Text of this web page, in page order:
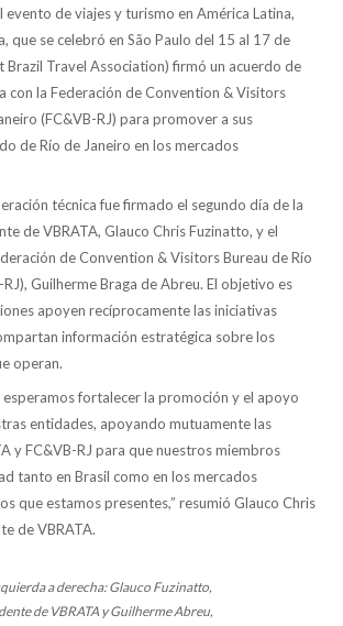
de viajes y turismo en América Latina,
que se celebró en São Paulo del 15 al 17 de
Brazil Travel Association) firmó un acuerdo de
con la Federación de Convention & Visitors
(FC&VB-RJ) para promover a sus
de Río de Janeiro en los mercados
técnica fue firmado el segundo día de la
de VBRATA, Glauco Chris Fuzinatto, y el
de Convention & Visitors Bureau de Río
Guilherme Braga de Abreu. El objetivo es
apoyen recíprocamente las iniciativas
información estratégica sobre los
operan.
esperamos fortalecer la promoción y el apoyo
entidades, apoyando mutuamente las
y FC&VB-RJ para que nuestros miembros
tanto en Brasil como en los mercados
que estamos presentes,” resumió Glauco Chris
de VBRATA.
a derecha: Glauco Fuzinatto,
de VBRATA y Guilherme Abreu,